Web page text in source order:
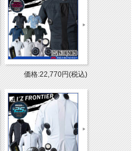
価格:22,770円(税込)